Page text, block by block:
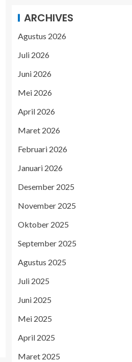
ARCHIVES
Agustus 2026
Juli 2026
Juni 2026
Mei 2026
April 2026
Maret 2026
Februari 2026
Januari 2026
Desember 2025
November 2025
Oktober 2025
September 2025
Agustus 2025
Juli 2025
Juni 2025
Mei 2025
April 2025
Maret 2025